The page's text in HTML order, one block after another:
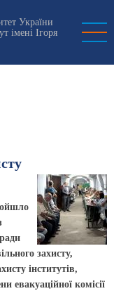
України
імені Ігоря
захисту,
інститутів,
евакуаційної комісії